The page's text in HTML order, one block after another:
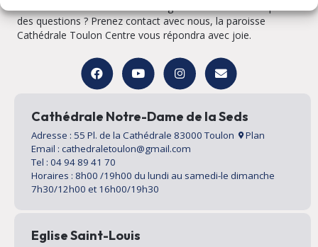
des questions ? Prenez contact avec nous, la paroisse
Cathédrale Toulon Centre vous répondra avec joie.
Cathédrale Notre-Dame de la Seds
Adresse : 55 Pl. de la Cathédrale 83000 Toulon
Plan
Email : cathedraletoulon@gmail.com
Tel : 04 94 89 41 70
Horaires : 8h00 /19h00 du lundi au samedi-le dimanche
7h30/12h00 et 16h00/19h30
Eglise Saint-Louis